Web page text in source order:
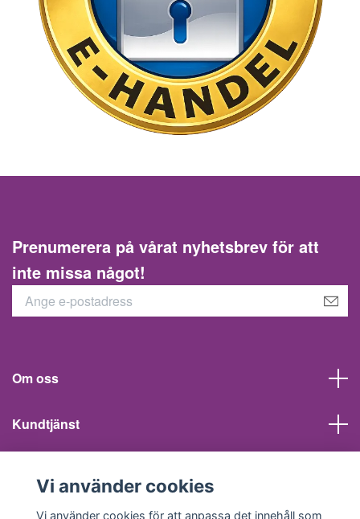
Prenumerera på vårat nyhetsbrev för att
inte missa något!
Om oss
Kundtjänst
Vi använder cookies
Vi använder cookies för att anpassa det innehåll som